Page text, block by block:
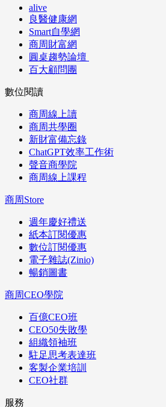
alive
良醫健康網
Smart自學網
商周財富網
圓桌趨勢論壇
百大顧問團
數位閱讀
商周線上讀
商周共學圈
新財富備忘錄
ChatGPT效率工作術
聲音商學院
商周線上課程
商周Store
週年慶好禮送
紙本訂閱優惠
數位訂閱優惠
電子雜誌(Zinio)
暢銷圖書
商周CEO學院
百億CEO班
CEO50失敗學
組織領袖班
駐足思考表達班
客製企業培訓
CEO社群
服務